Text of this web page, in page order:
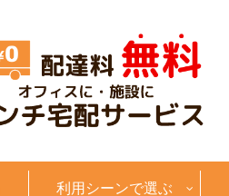
利用シーンで選ぶ